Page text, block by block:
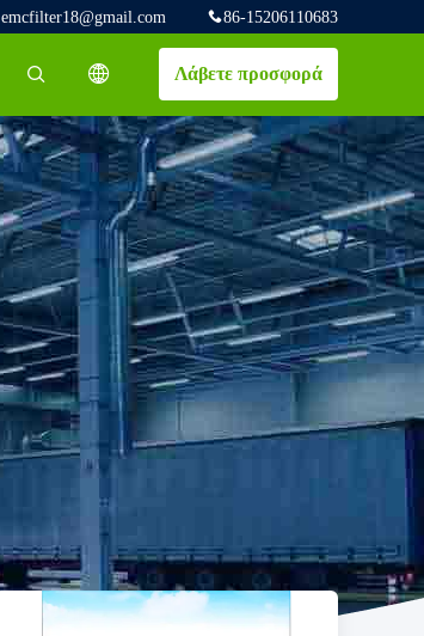
86-15206110683
emcfilter18@gmail.com
Λάβετε προσφορά
描述